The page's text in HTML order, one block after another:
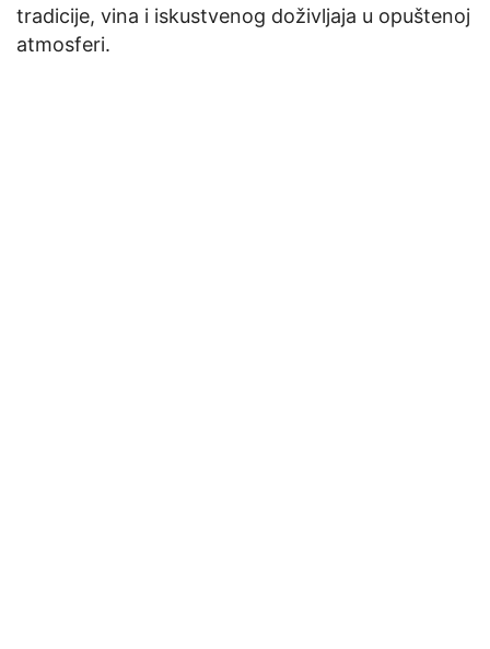
tradicije, vina i iskustvenog doživljaja u opuštenoj
atmosferi.